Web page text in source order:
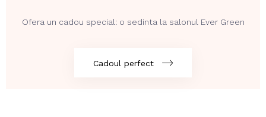
Ofera un cadou special: o sedinta la salonul Ever Green
Cadoul perfect